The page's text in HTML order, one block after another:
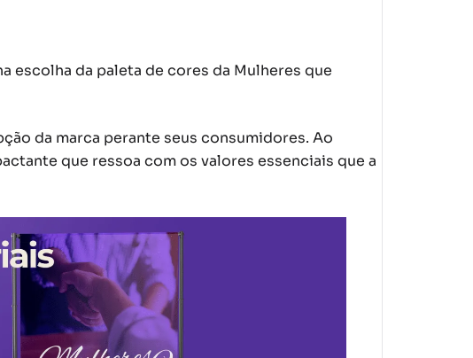
escolha da paleta de cores da Mulheres que
da marca perante seus consumidores. Ao
que ressoa com os valores essenciais que a